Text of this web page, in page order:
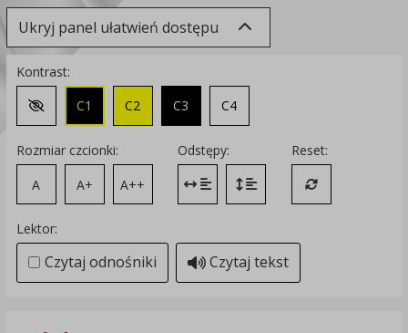
Ukryj panel ułatwień dostępu
Kontrast:
Zmień kontrast na domyślny
C1 C2 C3 C4
Rozmiar czcionki:
A
A+ A++
Odstępy:
Zmień odstęp między literami
Zmień interlinię i margines
Reset:
Przywróć
Lektor:
Czytaj odnośniki Czytaj tekst